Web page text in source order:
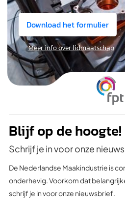
Download het formulier
Meer info over lidmaatschap
Blijf op de hoogte!
Schrijf je in voor onze
De Nederlandse Maakindustrie is
onderhevig. Voorkom dat
schrijf je in voor onze nieuwsbrief.